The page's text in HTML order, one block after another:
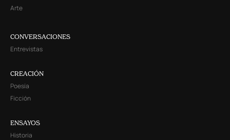
Arte
CONVERSACIONES
Entrevistas
CREACIÓN
Poesía
Ficción
ENSAYOS
Historia